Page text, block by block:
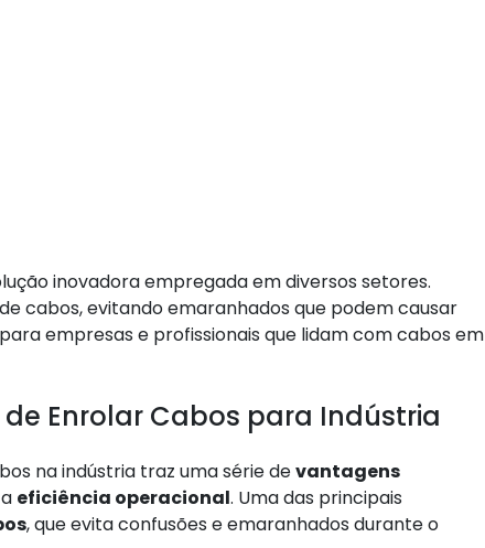
inovadora empregada em diversos setores.
cabos, evitando emaranhados que podem causar
empresas e profissionais que lidam com cabos em
Enrolar Cabos para Indústria
na indústria traz uma série devantagens
eficiência operacional. Uma das principais
, que evita confusões e emaranhados durante o